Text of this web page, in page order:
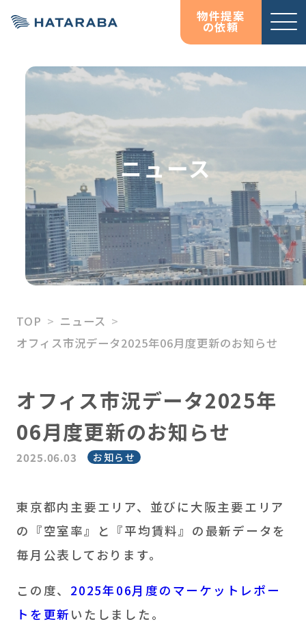
物件提案
の依頼
ス紹介
ィング
HATARABAサーベイ
物件検索サイト
HATARABAオフィス
HATARABAリーシング・
プロパティマネジメント
居抜きマッチングサイト
HATARABAスタートアッ
M＆Aアドバイザリー
ソリューション事業
ち情報
コラム
ち情報
コラム
ニュース
TOP
ニュース
オフィス市況データ2025年06月度更新のお知らせ
オフィス市況データ2025年
06月度更新のお知らせ
2025.06.03 お知らせ
東京都内主要エリア、並びに大阪主要エリア
の『空室率』と『平均賃料』の最新データを
毎月公表しております。
この度、 2025年06月度のマーケットレポー
トを更新 いたしました。